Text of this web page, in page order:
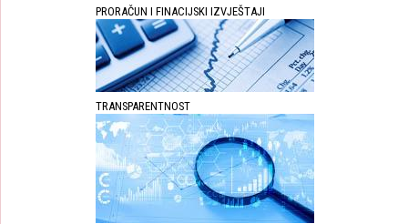
PRORAČUN I FINACIJSKI IZVJEŠTAJI
TRANSPARENTNOST